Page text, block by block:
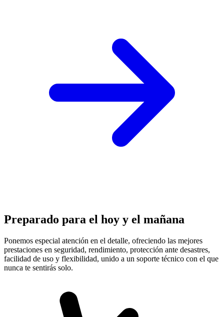
Preparado para el hoy y el mañana
Ponemos especial atención en el detalle, ofreciendo las mejores
prestaciones en seguridad, rendimiento, protección ante desastres,
facilidad de uso y flexibilidad, unido a un soporte técnico con el que
nunca te sentirás solo.